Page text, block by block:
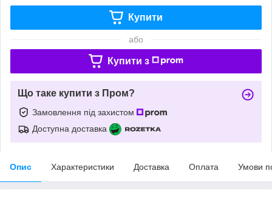
Купити
або
Купити з
Що таке купити з Пром?
Замовлення під захистом
Доступна доставка
Опис Характеристики Доставка Оплата Умови